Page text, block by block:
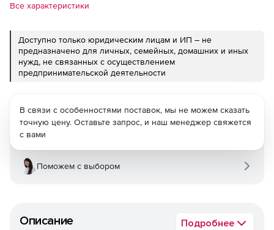
Все характеристики
Доступно только юридическим лицам и ИП – не
предназначено для личных, семейных, домашних и иных
нужд, не связанных с осуществлением
предпринимательской деятельности
Описание Подробнее
В связи с особенностями поставок, мы не можем сказать
точную цену. Оставьте запрос, и наш менеджер свяжется
с вами
Поможем с выбором